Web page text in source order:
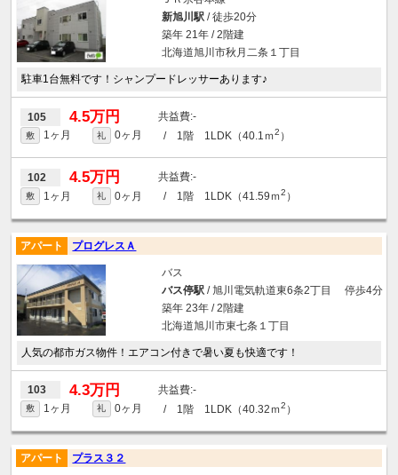
新旭川駅/ 徒歩20分
築年 21年 / 2階建
北海道旭川市秋月二条１丁目
駐車1台無料です！シャンプードレッサーあります♪
105 4.5万円 -
敷 1ヶ月 礼 0ヶ月 / 1階 1LDK（40.1ｍ2 ）
102 4.5万円 -
敷 1ヶ月 礼 0ヶ月 / 1階 1LDK（41.59ｍ2 ）
アパート プログレスＡ
バス
バス停駅/ 旭川電気軌道東6条2丁目 停歩4分
築年 23年 / 2階建
北海道旭川市東七条１丁目
人気の都市ガス物件！エアコン付きで暑い夏も快適です！
103 4.3万円 -
敷 1ヶ月 礼 0ヶ月 / 1階 1LDK（40.32ｍ2 ）
アパート プラス３２